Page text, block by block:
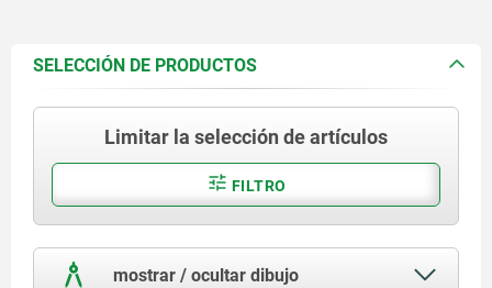
SELECCIÓN DE PRODUCTOS
Limitar la selección de artículos
FILTRO
mostrar / ocultar dibujo